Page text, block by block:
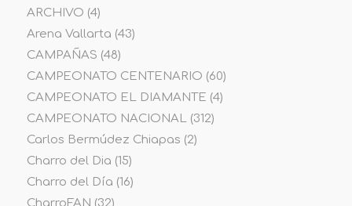
ARCHIVO (4)
Arena Vallarta (43)
CAMPAÑAS (48)
CAMPEONATO CENTENARIO (60)
CAMPEONATO EL DIAMANTE (4)
CAMPEONATO NACIONAL(312)
Carlos Bermúdez Chiapas (2)
Charro del Dia (15)
Charro del Día (16)